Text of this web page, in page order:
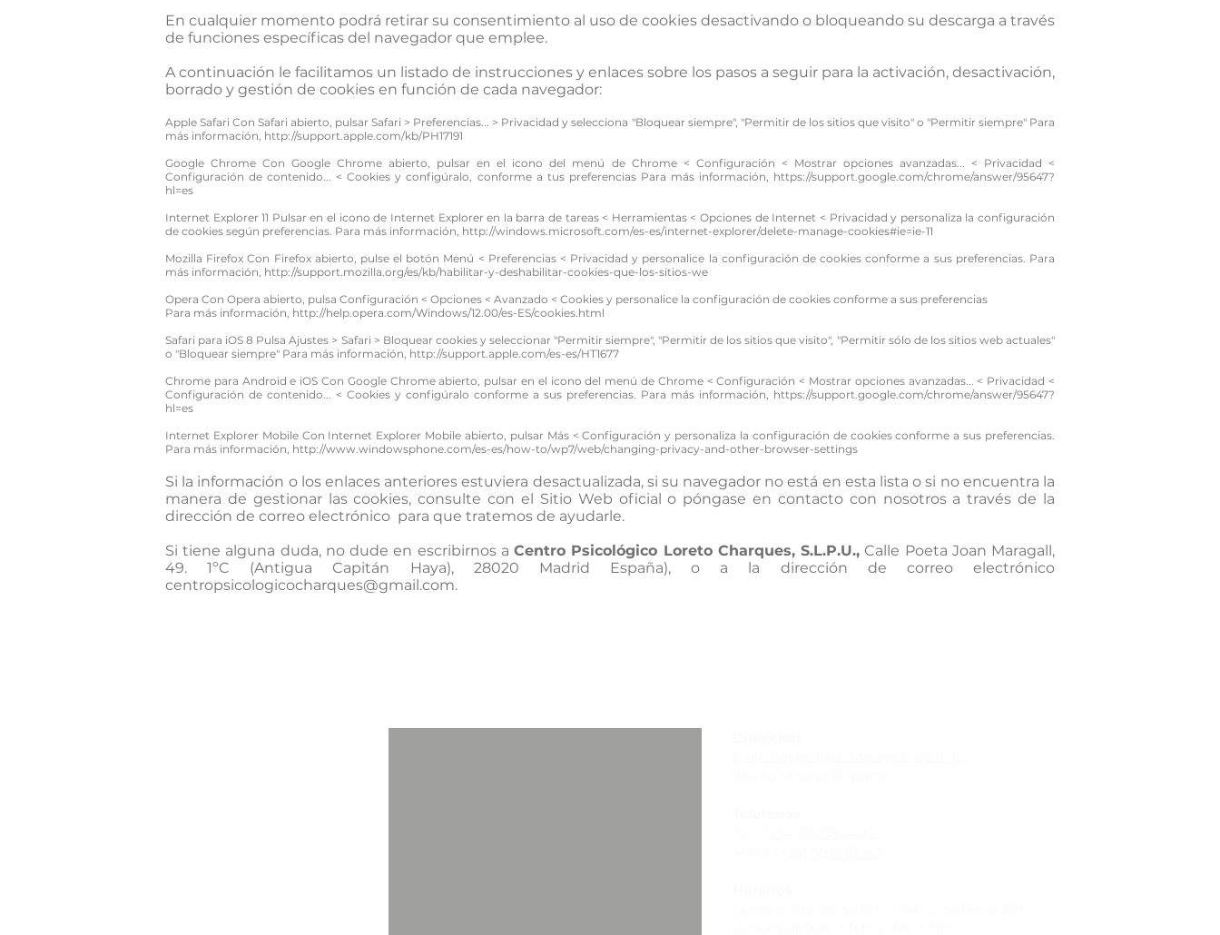
En cualquier momento podrá retirar su consentimiento al uso de cookies desactivando o bloqueando su descarga a través
de funciones específicas del navegador que emplee.
A continuación le facilitamos un listado de instrucciones y enlaces sobre los pasos a seguir para la activación, desactivación,
borrado y gestión de cookies en función de cada navegador:
Apple Safari Con Safari abierto, pulsar Safari > Preferencias... > Privacidad y selecciona "Bloquear siempre", "Permitir de los sitios que visito" o "Permitir siempre" Para
más información, http://support.apple.com/kb/PH17191
Google Chrome Con Google Chrome abierto, pulsar en el icono del menú de Chrome < Configuración < Mostrar opciones avanzadas... < Privacidad <
Configuración de contenido... < Cookies y configúralo, conforme a tus preferencias Para más información, https://support.google.com/chrome/answer/95647?
hl=es
Internet Explorer 11 Pulsar en el icono de Internet Explorer en la barra de tareas < Herramientas < Opciones de Internet < Privacidad y personaliza la configuración
de cookies según preferencias. Para más información, http://windows.microsoft.com/es-es/internet-explorer/delete-manage-cookies#ie=ie-11
Mozilla Firefox Con Firefox abierto, pulse el botón Menú < Preferencias < Privacidad y personalice la configuración de cookies conforme a sus preferencias. Para
más información, http://support.mozilla.org/es/kb/habilitar-y-deshabilitar-cookies-que-los-sitios-we
Opera Con Opera abierto, pulsa Configuración < Opciones < Avanzado < Cookies y personalice la configuración de cookies conforme a sus preferencias
Para más información, http://help.opera.com/Windows/12.00/es-ES/cookies.html
Safari para iOS 8 Pulsa Ajustes > Safari > Bloquear cookies y seleccionar "Permitir siempre", "Permitir de los sitios que visito", "Permitir sólo de los sitios web actuales"
o "Bloquear siempre" Para más información, http://support.apple.com/es-es/HT1677
Chrome para Android e iOS Con Google Chrome abierto, pulsar en el icono del menú de Chrome < Configuración < Mostrar opciones avanzadas... < Privacidad <
Configuración de contenido... < Cookies y configúralo conforme a sus preferencias. Para más información, https://support.google.com/chrome/answer/95647?
hl=es
Internet Explorer Mobile Con Internet Explorer Mobile abierto, pulsar Más < Configuración y personaliza la configuración de cookies conforme a sus preferencias.
Para más información, http://www.windowsphone.com/es-es/how-to/wp7/web/changing-privacy-and-other-browser-settings
Si la información o los enlaces anteriores estuviera desactualizada, si su navegador no está en esta lista o si no encuentra la
manera de gestionar las cookies, consulte con el Sitio Web oficial o póngase en contacto con nosotros a través de la
dirección de correo electrónico para que tratemos de ayudarle.
Si tiene alguna duda, no dude en escribirnos aCentro Psicológico Loreto Charques, S.L.P.U., Calle Poeta Joan Maragall,
49. 1ºC (Antigua Capitán Haya), 28020 Madrid España), o a la dirección de correo electrónico
centropsicologicocharques@gmail.com.